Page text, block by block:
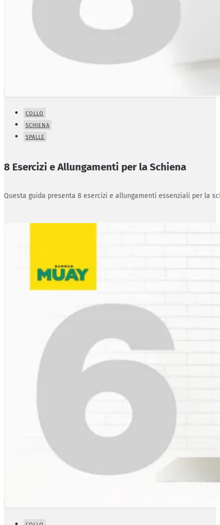
COLLO
SCHIENA
SPALLE
8 Esercizi e Allungamenti per la Schiena
Questa guida presenta 8 esercizi e allungamenti essenziali per la